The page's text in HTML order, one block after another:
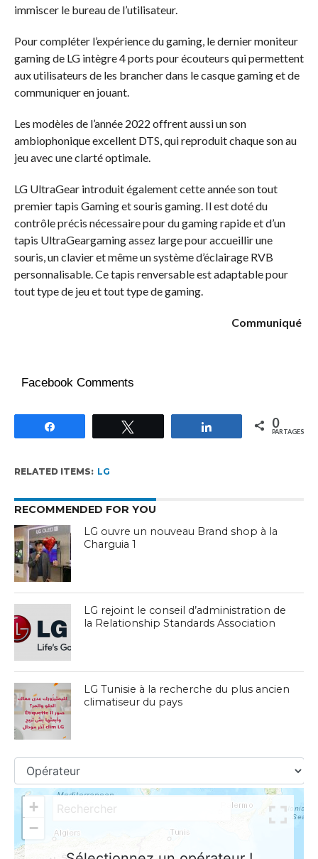
immiscer le bureau de l’utilisateur.
Pour compléter l’expérience du gaming, le dernier moniteur
gaming de LG intègre 4 ports pour écouteurs qui permettent
aux utilisateurs de les brancher dans le casque gaming et de
communiquer en jouant.
Les modèles de l’année 2022 offrent aussi un son
ambiophonique excellent DTS, qui reproduit chaque son au
jeu avec une clarté optimale.
LG UltraGear introduit également cette année son tout
premier tapis Gaming et souris gaming. Il est doté du
contrôle précis nécessaire pour du gaming rapide et d’un
tapis UltraGeargaming assez large pour accueillir une
souris, un clavier et même un système d’éclairage RVB
personnalisable. Ce tapis renversable est adaptable pour
tout type de jeu et tout type de gaming.
Communiqué
Facebook Comments
Partagez 0
PARTAGES
RELATED ITEMS: LG
RECOMMENDED FOR YOU
LG ouvre un nouveau Brand shop à la
Charguia 1
LG rejoint le conseil d’administration de
la Relationship Standards Association
LG Tunisie à la recherche du plus ancien
climatiseur du pays